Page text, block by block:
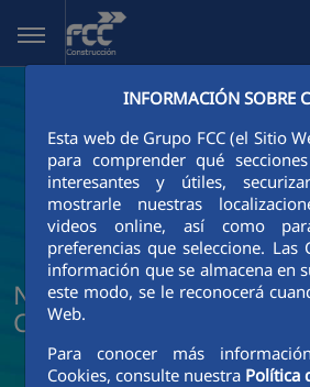
Pular para o Conteúdo principal
INFORMACIÓN SOBRE
Esta web de Grupo FCC (el Sitio
para comprender qué
interesantes y útiles,
mostrarle nuestras
videos online, así como
preferencias que seleccione. Las
información que se almacena en
este modo, se le reconocerá
Web.
Para conocer más
Cookies, consulte nuestra Política
Notícias e atualidade da
Construcción